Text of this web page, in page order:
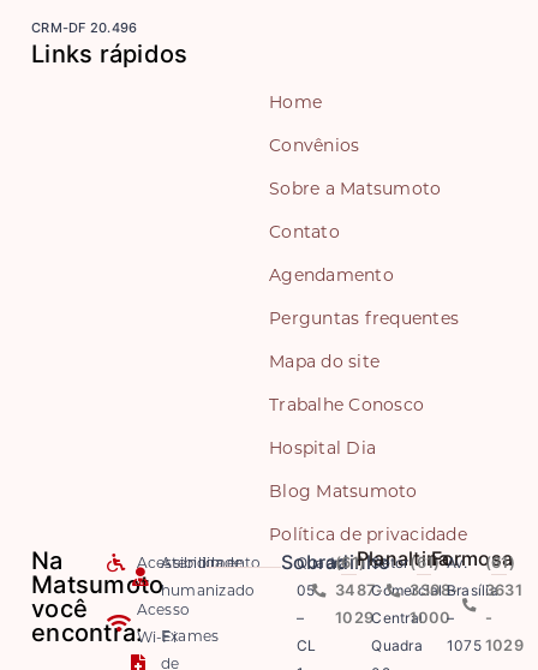
CRM-DF 20.496
Links rápidos
Home
Convênios
Sobre a Matsumoto
Contato
Agendamento
Perguntas frequentes
Mapa do site
Trabalhe Conosco
Hospital Dia
Blog Matsumoto
Política de privacidade
Na
Matsumoto
você
encontra:
Acessibilidade
Acesso
Wi-Fi
Atendimento
humanizado
Exames
de
Sobradinho
Quadra
05
–
CL
(61)
3487-
1029
Planaltina
Setor
Comercial
Central
Quadra
(61)
3308-
1000
Formosa
Av.
Brasília
–
1075
(61)
3631
-
1029